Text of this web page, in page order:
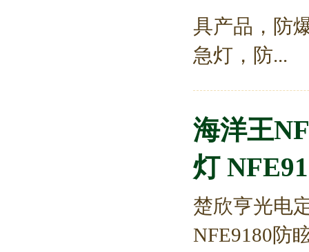
具产品，防
急灯，防...
海洋王
灯
楚欣亨光电
NFE9180防